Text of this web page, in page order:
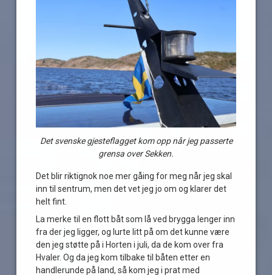
Det svenske gjesteflagget kom opp når jeg passerte
grensa over Sekken.
Det blir riktignok noe mer gåing for meg når jeg skal
inn til sentrum, men det vet jeg jo om og klarer det
helt fint.
La merke til en flott båt som lå ved brygga lenger inn
fra der jeg ligger, og lurte litt på om det kunne være
den jeg støtte på i Horten i juli, da de kom over fra
Hvaler. Og da jeg kom tilbake til båten etter en
handlerunde på land, så kom jeg i prat med